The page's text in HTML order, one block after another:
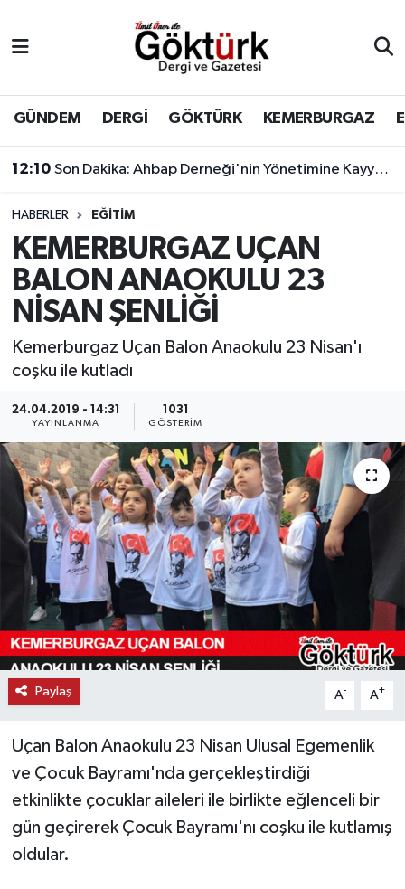
GÜNDEM DERGİ GÖKTÜRK KEMERBURGAZ
12:10 Son Dakika: Ahbap Derneği'nin Yönetimine Kayyum Atandı
HABERLER EĞİTİM
KEMERBURGAZ UÇAN
BALON ANAOKULU 23
NİSAN ŞENLİĞİ
Kemerburgaz Uçan Balon Anaokulu 23 Nisan'ı
coşku ile kutladı
24.04.2019 - 14:31
YAYINLANMA
1031
GÖSTERIM
Paylaş A- A+
Uçan Balon Anaokulu 23 Nisan Ulusal Egemenlik
ve Çocuk Bayramı'nda gerçekleştirdiği
etkinlikte çocuklar aileleri ile birlikte eğlenceli bir
gün geçirerek Çocuk Bayramı'nı coşku ile kutlamış
oldular.
BİLİM
DERGİ
DÜNYA
EĞİTİM
EKONOMİ
GÖKTÜRK
KÜLTÜR - SANAT
MAGAZİN
ÖZEL HABER
SAĞLIK
SPOR
YAŞAM
Eyüpsultan Hava Durumu
Eyüpsultan Trafik Yoğunluk Haritası
Süper Lig Puan Durumu ve Fikstür
Tüm Manşetler
Son Dakika Haberleri
Haber Arşivi